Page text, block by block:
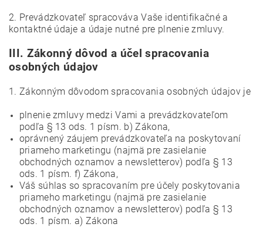
2. Prevádzkovateľ spracováva Vaše identifikačné a
kontaktné údaje a údaje nutné pre plnenie zmluvy.
III. Zákonný dôvod a účel spracovania
osobných údajov
1. Zákonným dôvodom spracovania osobných údajov je
plnenie zmluvy medzi Vami a prevádzkovateľom
podľa § 13 ods. 1 písm. b) Zákona,
oprávnený záujem prevádzkovateľa na poskytovaní
priameho marketingu (najmä pre zasielanie
obchodných oznamov a newsletterov) podľa § 13
ods. 1 písm. f) Zákona,
Váš súhlas so spracovaním pre účely poskytovania
priameho marketingu (najmä pre zasielanie
obchodných oznamov a newsletterov) podľa § 13
ods. 1 písm. a) Zákona